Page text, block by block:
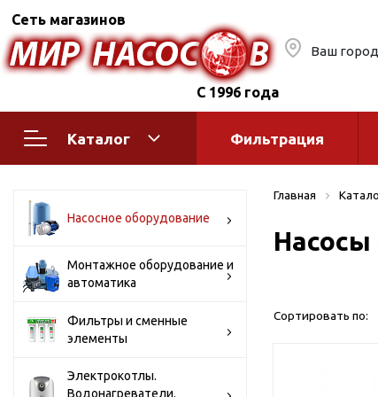
Сеть магазинов
С 1996 года
Ваш город
Каталог
Поверхностные насосы
Бытовые
Горизонтальные
многоступенчатые
многоступенчатые
моноблочные
Полив
Фильтрация
Насосное оборудование
Монтажное оборудование и
автоматика
Фильтры и сменные
элементы
Электрокотлы.
Водонагреватели.
Главная
Сортировать по: